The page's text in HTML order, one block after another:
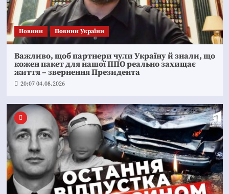
Новини Новини України
Важливо, щоб партнери чули Україну й знали, що
кожен пакет для нашої ППО реально захищає
життя – звернення Президента
20:07 04.08.2026